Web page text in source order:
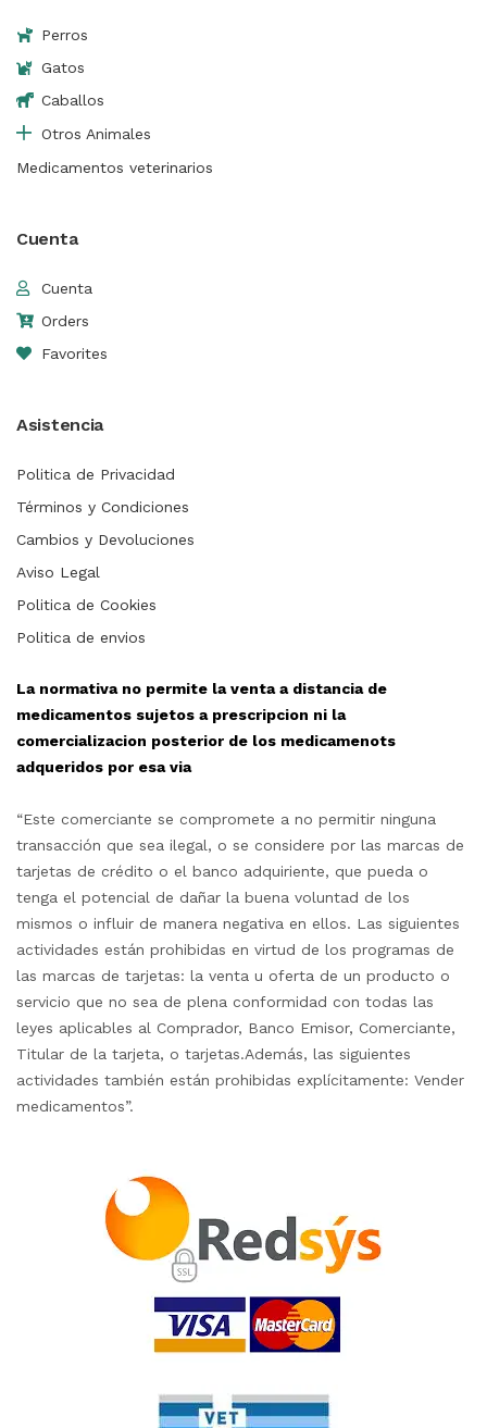
Perros
Gatos
Caballos
Otros Animales
Medicamentos veterinarios
Cuenta
Cuenta
Orders
Favorites
Asistencia
Politica de Privacidad
Términos y Condiciones
Cambios y Devoluciones
Aviso Legal
Politica de Cookies
Politica de envios
La normativa no permite la venta a distancia de
medicamentos sujetos a prescripcion ni la
comercializacion posterior de los medicamenots
adqueridos por esa via
“Este comerciante se compromete a no permitir ninguna
transacción que sea ilegal, o se considere por las marcas de
tarjetas de crédito o el banco adquiriente, que pueda o
tenga el potencial de dañar la buena voluntad de los
mismos o influir de manera negativa en ellos. Las siguientes
actividades están prohibidas en virtud de los programas de
las marcas de tarjetas: la venta u oferta de un producto o
servicio que no sea de plena conformidad con todas las
leyes aplicables al Comprador, Banco Emisor, Comerciante,
Titular de la tarjeta, o tarjetas.Además, las siguientes
actividades también están prohibidas explícitamente: Vender
medicamentos”.